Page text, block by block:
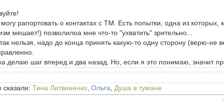
рапортовать о контактах с ТМ. Есть попытки, одна из
мешает!) позволилоа мне что-то "ухватить" зрительно...
нельзя, надо до конца принять какую-то одну сторону (верю-не
делаю шаг вперед и два назад. Но, если я это понимаю, значит
Тина Литвиненко Ольга Душа в тумане